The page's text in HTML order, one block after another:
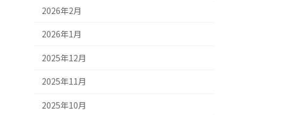
2026年2月
2026年1月
2025年12月
2025年11月
2025年10月